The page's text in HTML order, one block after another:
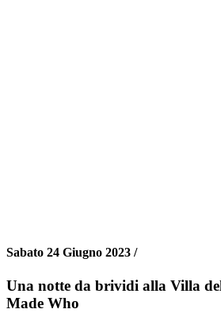
Sabato 24 Giugno 2023 /
Una notte da brividi alla Villa
Made Who